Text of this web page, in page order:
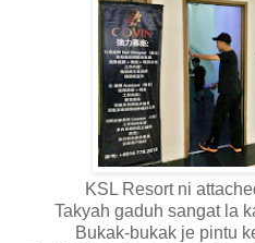
KSL Resort ni
Takyah gaduh sangat la
Bukak-bukak je pintu